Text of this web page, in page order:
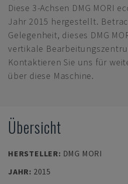
Diese 3-Achsen DMG MORI
Jahr 2015 hergestellt.
Gelegenheit, dieses DMG
vertikale
Kontaktieren Sie uns für
über diese Maschine.
Übersicht
HERSTELLER: DMG MORI
JAHR: 2015